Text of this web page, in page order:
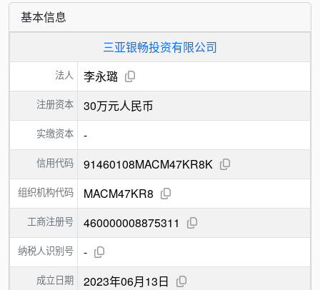
基本信息
三亚银畅投资有限公司
法人 李永璐
注册资本 30万元人民币
实缴资本 -
信用代码 91460108MACM47KR8K
组织机构代码 MACM47KR8
工商注册号 460000008875311
纳税人识别号 -
成立日期 2023年06月13日